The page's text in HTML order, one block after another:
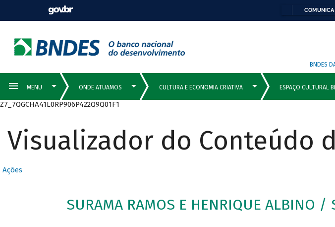
COMUNICA
BNDES
Z7_7QGCHA41L0RP906P422Q9Q01F1
Visualizador do Conteúdo
Ações
SURAMA RAMOS E HENRIQUE ALBINO /